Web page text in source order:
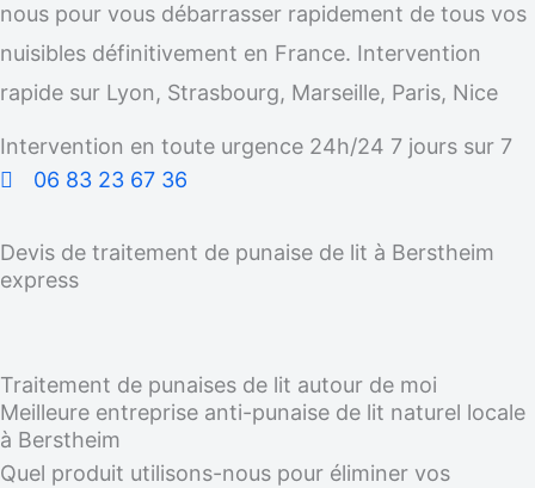
nous pour vous débarrasser rapidement de tous vos
nuisibles définitivement en France. Intervention
rapide sur Lyon, Strasbourg, Marseille, Paris, Nice
Intervention en toute urgence 24h/24 7 jours sur 7
06 83 23 67 36
Devis de traitement de punaise de lit à Berstheim
express
Traitement de punaises de lit autour de moi
Meilleure entreprise anti-punaise de lit naturel locale
à Berstheim
Quel produit utilisons-nous pour éliminer vos